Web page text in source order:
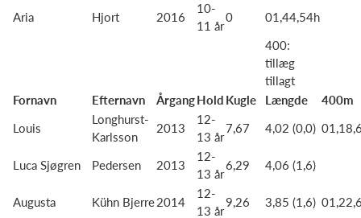
Aria Hjort 2016
10-
11 år
0
01,44,54h
400:
tillæg
tillagt
Fornavn
Efternavn ÅrgangHold Kugle Længde
400m
Louis
Longhurst-
Karlsson
2013
12-
13 år
7,67 4,02 (0,0)
Luca Sjøgren Pedersen 2013
12-
13 år
6,29 4,06 (1,6)
Augusta Kühn Bjerre2014
12-
13 år
9,26 3,85 (1,6)